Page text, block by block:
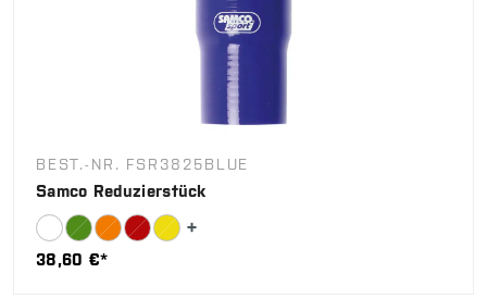
BEST.-NR. FSR3825BLUE
Samco Reduzierstück
38,60 €*